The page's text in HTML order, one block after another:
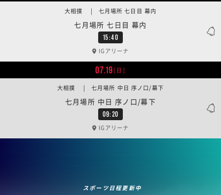
15:40
七月場所 七日目 幕内
大相撲 | 七月場所 七日目 幕内
IGアリーナ
07.19[日]
09:20
七月場所 中日 序ノ口/幕下
大相撲 | 七月場所 中日 序ノ口/幕下
IGアリーナ
スポーツ日程更新中